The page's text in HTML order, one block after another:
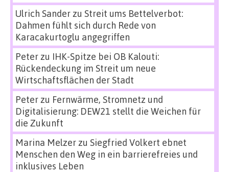
Ulrich Sanderzu Streit ums Bettelverbot:
Dahmen fühlt sich durch Rede von
Karacakurtoglu angegriffen
Peterzu IHK-Spitze bei OB Kalouti:
Rückendeckung im Streit um neue
Wirtschaftsflächen der Stadt
Peterzu Fernwärme, Stromnetz und
Digitalisierung: DEW21 stellt die Weichen für
die Zukunft
Marina Melzerzu Siegfried Volkert ebnet
Menschen den Weg in ein barrierefreies und
inklusives Leben